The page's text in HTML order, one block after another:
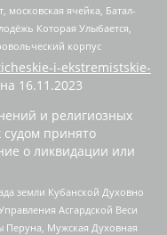
ячейка, Батал-
Которая Улыбается,
корпус
i-ekstremistskie-
16.11.2023
и религиозных
принято
о ликвидации или
земли Кубанской Духовно
Асгардской Веси
Мужская Духовная